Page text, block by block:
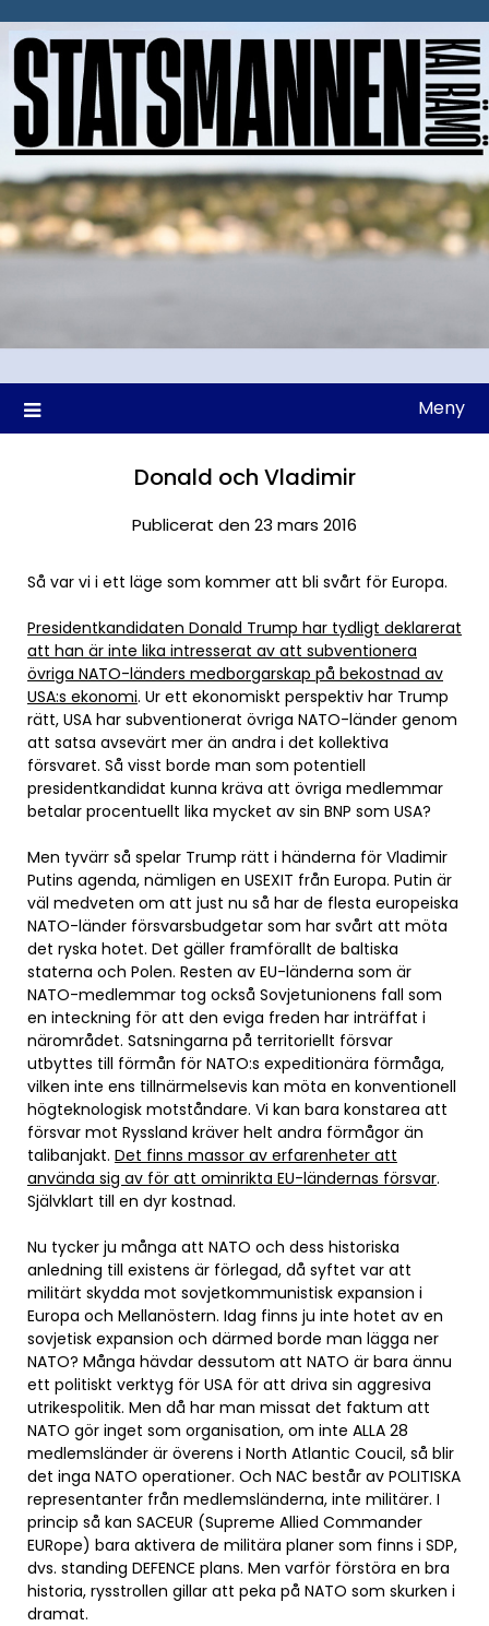
till
Meny
Donald och Vladimir
Publicerat den 23 mars 2016
Så var vi i ett läge som kommer att bli svårt för Europa.
Presidentkandidaten Donald Trump har tydligt deklarerat
att han är inte lika intresserat av att subventionera
övriga NATO-länders medborgarskap på bekostnad av
USA:s ekonomi. Ur ett ekonomiskt perspektiv har Trump
rätt, USA har subventionerat övriga NATO-länder genom
att satsa avsevärt mer än andra i det kollektiva
försvaret. Så visst borde man som potentiell
presidentkandidat kunna kräva att övriga medlemmar
betalar procentuellt lika mycket av sin BNP som USA?
Men tyvärr så spelar Trump rätt i händerna för Vladimir
Putins agenda, nämligen en USEXIT från Europa. Putin är
väl medveten om att just nu så har de flesta europeiska
NATO-länder försvarsbudgetar som har svårt att möta
det ryska hotet. Det gäller framförallt de baltiska
staterna och Polen. Resten av EU-länderna som är
NATO-medlemmar tog också Sovjetunionens fall som
en inteckning för att den eviga freden har inträffat i
närområdet. Satsningarna på territoriellt försvar
utbyttes till förmån för NATO:s expeditionära förmåga,
vilken inte ens tillnärmelsevis kan möta en konventionell
högteknologisk motståndare. Vi kan bara konstarea att
försvar mot Ryssland kräver helt andra förmågor än
talibanjakt. Det finns massor av erfarenheter att
använda sig av för att ominrikta EU-ländernas försvar.
Självklart till en dyr kostnad.
Nu tycker ju många att NATO och dess historiska
anledning till existens är förlegad, då syftet var att
militärt skydda mot sovjetkommunistisk expansion i
Europa och Mellanöstern. Idag finns ju inte hotet av en
sovjetisk expansion och därmed borde man lägga ner
NATO? Många hävdar dessutom att NATO är bara ännu
ett politiskt verktyg för USA för att driva sin aggresiva
utrikespolitik. Men då har man missat det faktum att
NATO gör inget som organisation, om inte ALLA 28
medlemsländer är överens i North Atlantic Coucil, så blir
det inga NATO operationer. Och NAC består av POLITISKA
representanter från medlemsländerna, inte militärer. I
princip så kan SACEUR (Supreme Allied Commander
EURope) bara aktivera de militära planer som finns i SDP,
dvs. standing DEFENCE plans. Men varför förstöra en bra
historia, rysstrollen gillar att peka på NATO som skurken i
dramat.